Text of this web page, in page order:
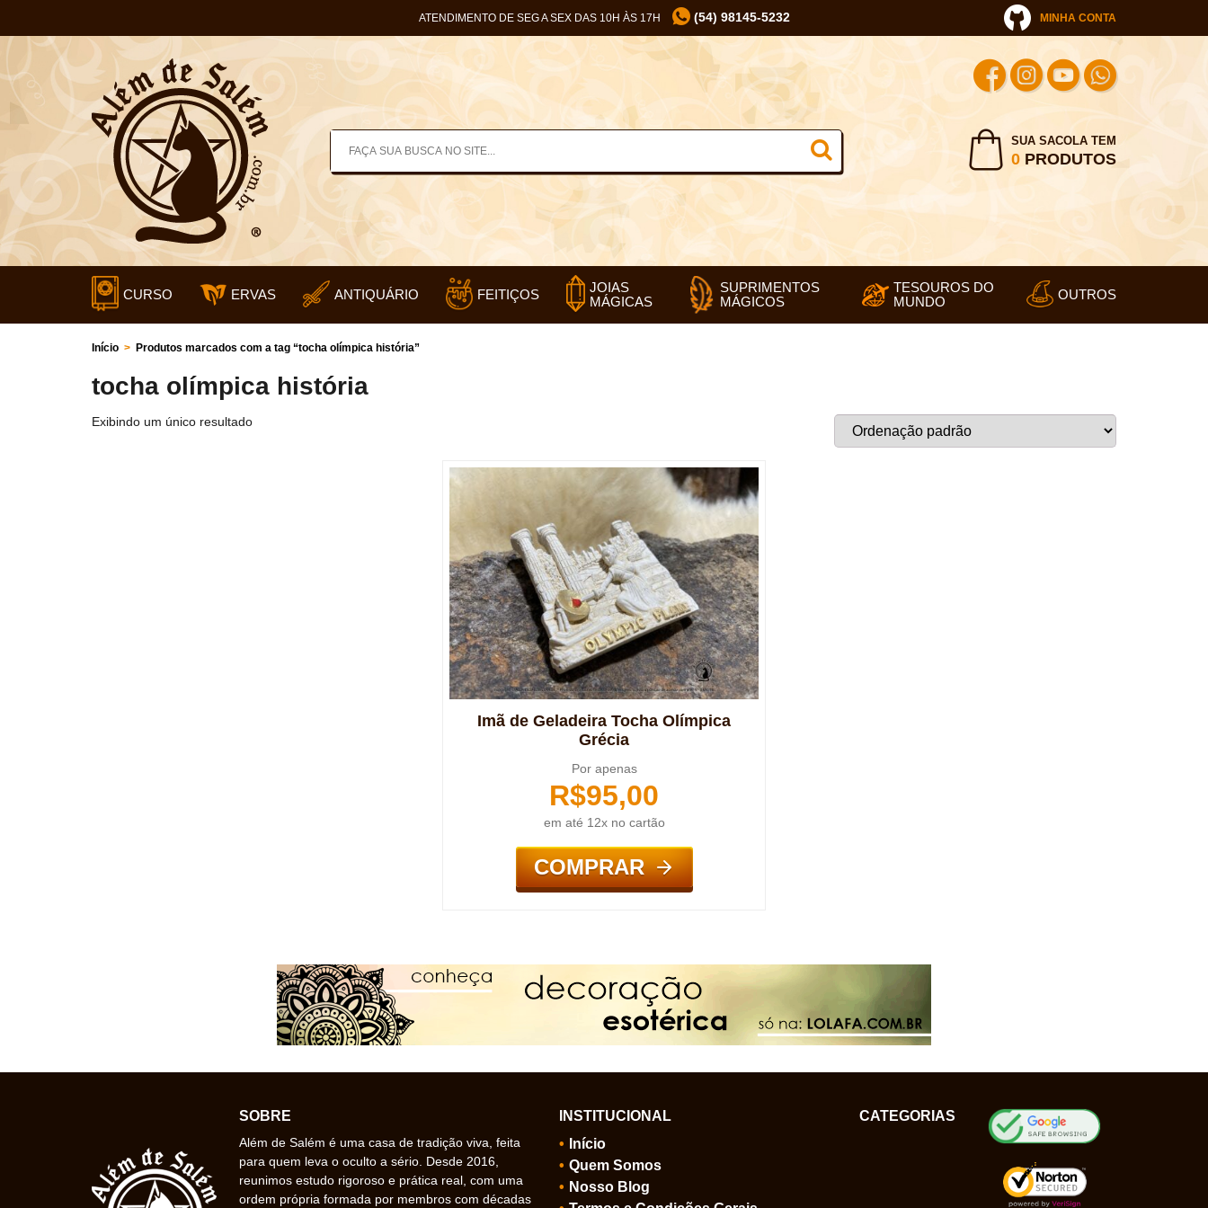
ATENDIMENTO DE SEG A SEX DAS 10H ÀS 17H (54) 98145-5232 MINHA CONTA
SUA SACOLA TEM
0PRODUTOS
CURSO ERVAS ANTIQUÁRIO FEITIÇOS
JOIAS
MÁGICAS
SUPRIMENTOS
MÁGICOS
TESOUROS DO
MUNDO
OUTROS
Início > Produtos marcados com a tag “tocha olímpica história”
tocha olímpica história
Exibindo um único resultado
Imã de Geladeira Tocha Olímpica
Grécia
Por apenas
R$95,00
em até 12x no cartão
COMPRAR
SOBRE
Além de Salém é uma casa de tradição viva, feita
para quem leva o oculto a sério. Desde 2016,
reunimos estudo rigoroso e prática real, com uma
ordem própria formada por membros com décadas
INSTITUCIONAL
Início
Quem Somos
Nosso Blog
CATEGORIAS